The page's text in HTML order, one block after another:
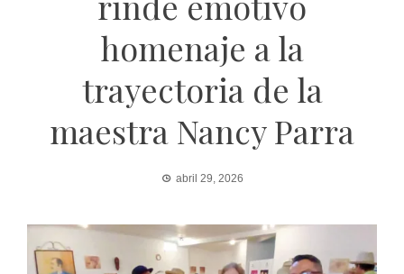
homenaje a la
trayectoria de la
maestra Nancy Parra
abril 29, 2026